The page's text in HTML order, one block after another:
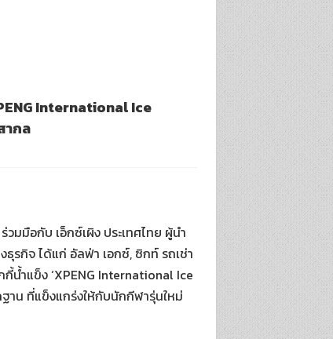
International Ice
ากล
มมือกับ เอ็กซ์เผิง ประเทศไทย ผู้นำ
รกิจ ได้แก่ อัลฟ่า เอกซ์, ซิกท์ รถเช่า
น้ำแข็ง ‘XPENG International Ice
ฐาน ที่แข็งแกร่งให้กับนักกีฬารุ่นใหม่